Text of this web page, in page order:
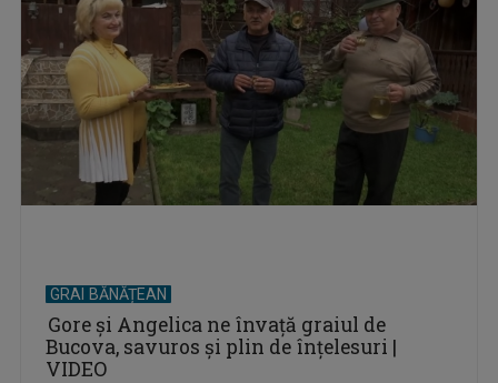
GRAI BĂNĂȚEAN
Gore și Angelica ne învață graiul de
Bucova, savuros și plin de înțelesuri |
VIDEO